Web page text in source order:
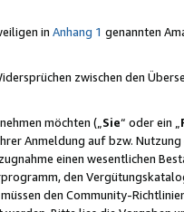
in Anhang 1 genannten
zwischen den
möchten („Sie“ oder ein „
Anmeldung auf bzw.
einen wesentlichen
den
den Community-